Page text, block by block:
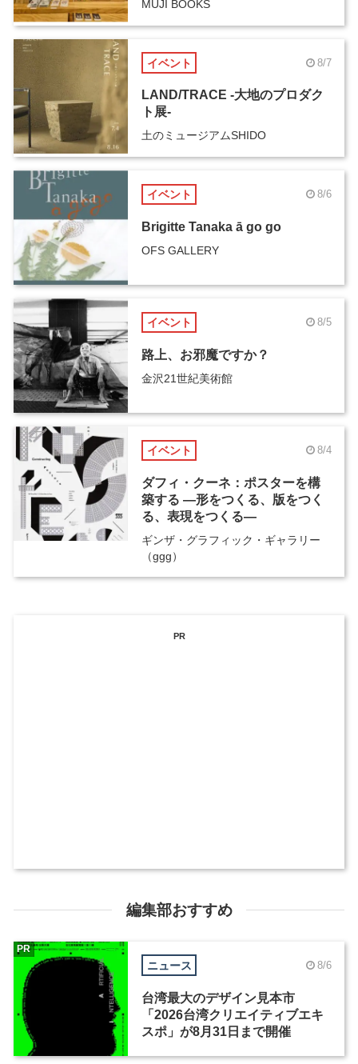
MUJI BOOKS
イベント 8/7
LAND/TRACE -大地のプロダク
ト展-
土のミュージアムSHIDO
イベント 8/6
Brigitte Tanaka ā go go
OFS GALLERY
イベント 8/5
路上、お邪魔ですか？
金沢21世紀美術館
イベント 8/4
ダフィ・クーネ：ポスターを構
築する ―形をつくる、版をつく
る、表現をつくる―
ギンザ・グラフィック・ギャラリー
（ggg）
PR
編集部おすすめ
ニュース 8/6
台湾最大のデザイン見本市
「2026台湾クリエイティブエキ
スポ」が8月31日まで開催
PR